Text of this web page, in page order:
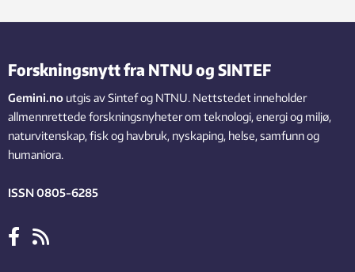
Forskningsnytt fra NTNU og SINTEF
Gemini.no utgis av Sintef og NTNU. Nettstedet inneholder
allmennrettede forskningsnyheter om teknologi, energi og miljø,
naturvitenskap, fisk og havbruk, nyskaping, helse, samfunn og
humaniora.
ISSN 0805-6285